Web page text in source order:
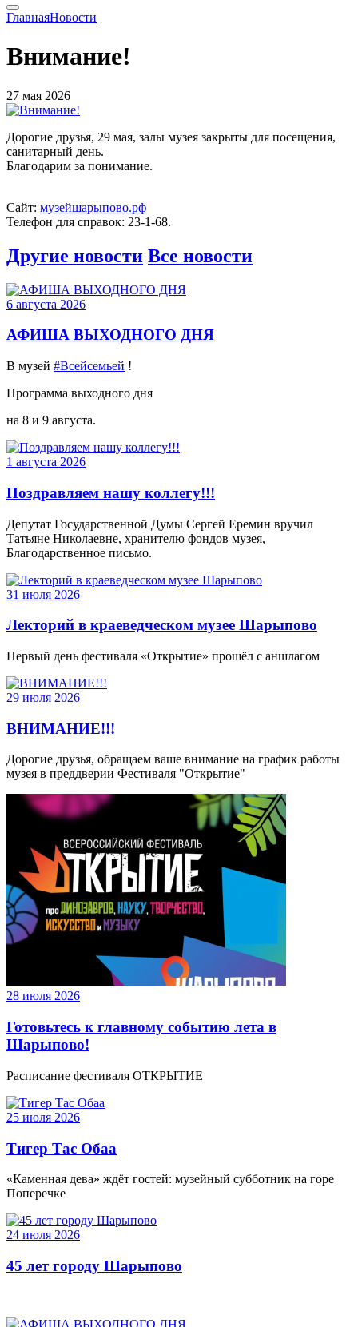
ГлавнаяНовости
Внимание!
27 мая 2026
Дорогие друзья, 29 мая, залы музея закрыты для посещения,
санитарный день.
Благодарим за понимание.
Сайт: музейшарыпово.рф
Телефон для справок: 23-1-68.
Другие новости Все новости
6 августа 2026
АФИША ВЫХОДНОГО ДНЯ
В музей #Всейсемьей !
Программа выходного дня
на 8 и 9 августа.
1 августа 2026
Поздравляем нашу коллегу!!!
Депутат Государственной Думы Сергей Еремин вручил
Татьяне Николаевне, хранителю фондов музея,
Благодарственное письмо.
31 июля 2026
Лекторий в краеведческом музее Шарыпово
Первый день фестиваля «Открытие» прошёл с аншлагом
29 июля 2026
ВНИМАНИЕ!!!
Дорогие друзья, обращаем ваше внимание на график работы
музея в преддверии Фестиваля "Открытие"
28 июля 2026
Готовьтесь к главному событию лета в
Шарыпово!
Расписание фестиваля ОТКРЫТИЕ
25 июля 2026
Тигер Тас Обаа
«Каменная дева» ждёт гостей: музейный субботник на горе
Поперечке
24 июля 2026
45 лет городу Шарыпово